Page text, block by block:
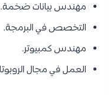
مهندس بيانات ضخمة.
التخصص في البرمجة.
مهندس كمبيوتر.
العمل في مجال